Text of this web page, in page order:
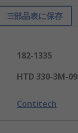
部品表に保存
182-1335
HTD 330-3M-09
Contitech